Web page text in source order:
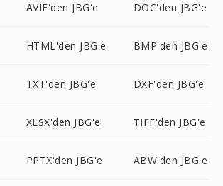
AVIF'den JBG'e DOC'den JBG'e
HTML'den JBG'e BMP'den JBG'e
TXT'den JBG'e DXF'den JBG'e
XLSX'den JBG'e TIFF'den JBG'e
PPTX'den JBG'e ABW'den JBG'e